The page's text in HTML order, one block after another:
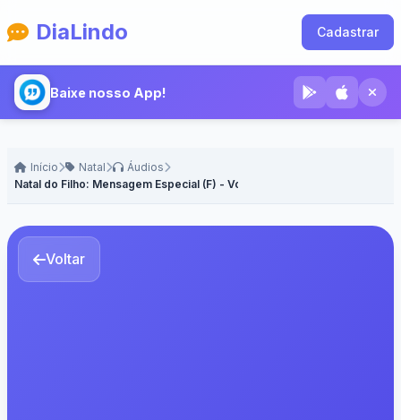
DiaLindo Cadastrar
Baixe nosso App!
Início Natal
Áudios
Natal do Filho: Mensagem Especial (F) - Voz Feminina
Voltar